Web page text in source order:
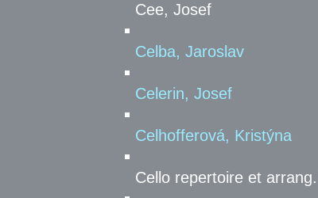
Cee, Josef
Celba, Jaroslav
Celerin, Josef
Celhofferová, Kristýna
Cello repertoire et